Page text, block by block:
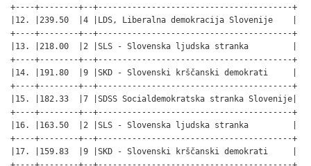
+----+--------+--+----------------------------------------+
|12. |239.50  |4 |LDS, Liberalna demokracija Slovenije    |
+----+--------+--+----------------------------------------+
|13. |218.00  |2 |SLS - Slovenska ljudska stranka         |
+----+--------+--+----------------------------------------+
|14. |191.80  |9 |SKD - Slovenski krščanski demokrati     |
+----+--------+--+----------------------------------------+
|15. |182.33  |7 |SDSS Socialdemokratska stranka Slovenije|
+----+--------+--+----------------------------------------+
|16. |163.50  |2 |SLS - Slovenska ljudska stranka         |
+----+--------+--+----------------------------------------+
|17. |159.83  |9 |SKD - Slovenski krščanski demokrati     |